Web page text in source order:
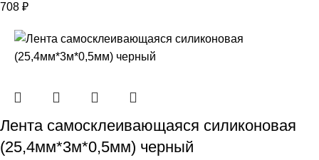
708 ₽
Лента самосклеивающаяся силиконовая
(25,4мм*3м*0,5мм) черный